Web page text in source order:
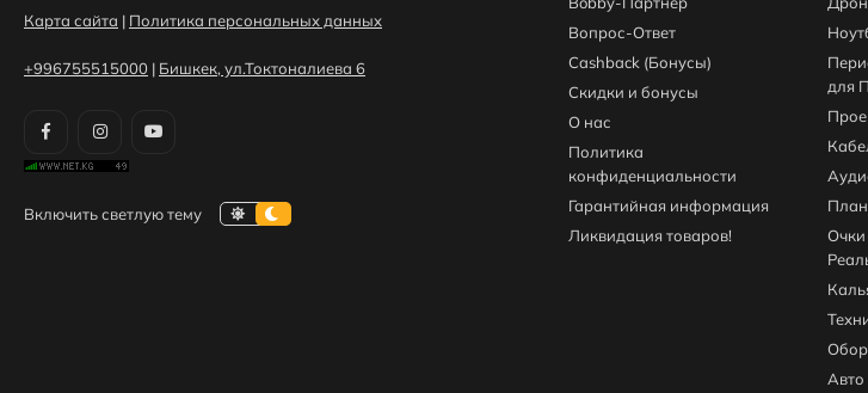
Карта сайта | Политика персональных данных
+996755515000 | Бишкек, ул.Токтоналиева 6
Вопрос-Ответ
Cashback (Бонусы)
Скидки и бонусы
О нас
Политика
конфиденциальности
Гарантийная информация
Ликвидация товаров!
для
Авто